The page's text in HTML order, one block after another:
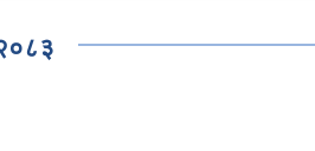
२०८३